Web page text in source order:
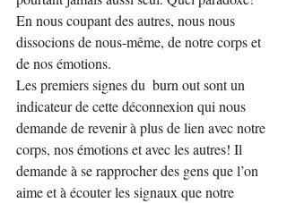
En nous coupant des autres, nous nous
dissocions de nous-même, de notre corps et
de nos émotions.
Les premiers signes du  burn out sont un
indicateur de cette déconnexion qui nous
demande de revenir à plus de lien avec notre
corps, nos émotions et avec les autres! Il
demande à se rapprocher des gens que l’on
aime et à écouter les signaux que notre